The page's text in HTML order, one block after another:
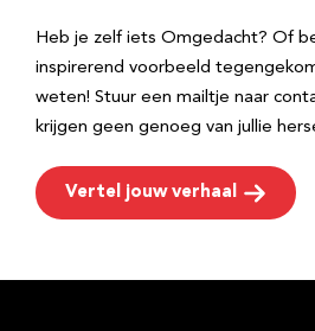
Heb je zelf iets Omgedacht? Of
inspirerend voorbeeld
weten! Stuur een mailtje naar
krijgen geen genoeg van jullie
Vertel jouw verhaal